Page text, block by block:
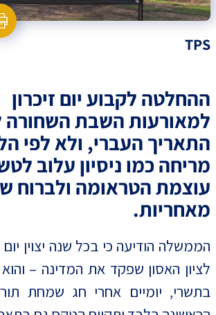
TPS
ההחלטה לקבוע יום זיכרון
למאורעות השבת השחורה
התאריך העברי, ולא לפי
מריחה כמו ניסיון עלוב
עוצמת הטראומה ולברוח
מאחריות.
הממשלה הודיעה כי בכל שנה יצוין יום
לציון האסון שפקד את המדינה –
בתשרי, יומיים אחרי חג שמחת